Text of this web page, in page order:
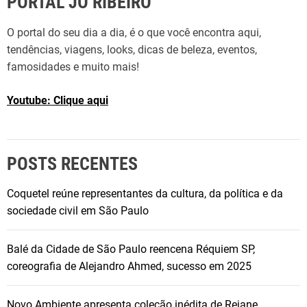
O portal do seu dia a dia, é o que você encontra aqui,
tendências, viagens, looks, dicas de beleza, eventos,
famosidades e muito mais!
Youtube: Clique aqui
POSTS RECENTES
Coquetel reúne representantes da cultura, da política e da
sociedade civil em São Paulo
Balé da Cidade de São Paulo reencena Réquiem SP,
coreografia de Alejandro Ahmed, sucesso em 2025